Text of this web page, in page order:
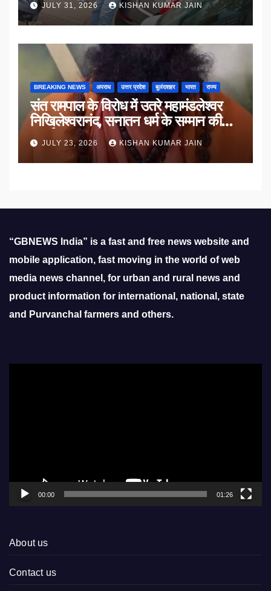
JULY 31, 2026 KISHAN KUMAR JAIN
BREAKING NEWS अपराध उत्तर प्रदेश बुलंदशहर भारत राज्य
संत रामपाल के विरोध में उतरे महामंडलेश्वर
निखिलेश्वरानंद, सनातन धर्म के सम्मान की
उठाई मांग
JULY 23, 2026 KISHAN KUMAR JAIN
“GBNEWS India” is a fast and free news website and
mobile application, fast moving in the world of web
media news channel, for urban and rural news and
product information for international, national, state
and Purvanchal farmers and others.
00:00 01:26
About us
Contact us